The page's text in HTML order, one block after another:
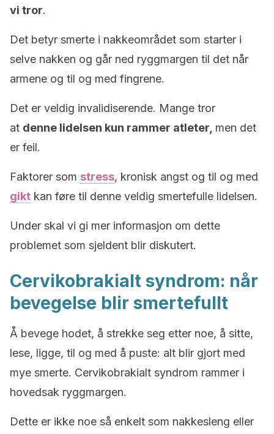
vi tror.
Det betyr smerte i nakkeområdet som starter i
selve nakken og går ned ryggmargen til det når
armene og til og med fingrene.
Det er veldig invalidiserende. Mange tror
at denne lidelsen kun rammer atleter, men det
er feil.
Faktorer som stress, kronisk angst og til og med
gikt kan føre til denne veldig smertefulle lidelsen.
Under skal vi gi mer informasjon om dette
problemet som sjeldent blir diskutert.
Cervikobrakialt syndrom: når
bevegelse blir smertefullt
Å bevege hodet, å strekke seg etter noe, å sitte,
lese, ligge, til og med å puste: alt blir gjort med
mye smerte. Cervikobrakialt syndrom rammer i
hovedsak ryggmargen.
Dette er ikke noe så enkelt som nakkesleng eller